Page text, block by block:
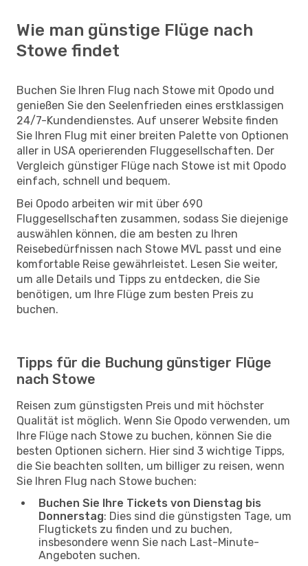
Wie man günstige Flüge nach
Stowe findet
Buchen Sie Ihren Flug nach Stowe mit Opodo und
genießen Sie den Seelenfrieden eines erstklassigen
24/7-Kundendienstes. Auf unserer Website finden
Sie Ihren Flug mit einer breiten Palette von Optionen
aller in USA operierenden Fluggesellschaften. Der
Vergleich günstiger Flüge nach Stowe ist mit Opodo
einfach, schnell und bequem.
Bei Opodo arbeiten wir mit über 690
Fluggesellschaften zusammen, sodass Sie diejenige
auswählen können, die am besten zu Ihren
Reisebedürfnissen nach Stowe MVL passt und eine
komfortable Reise gewährleistet. Lesen Sie weiter,
um alle Details und Tipps zu entdecken, die Sie
benötigen, um Ihre Flüge zum besten Preis zu
buchen.
Tipps für die Buchung günstiger Flüge
nach Stowe
Reisen zum günstigsten Preis und mit höchster
Qualität ist möglich. Wenn Sie Opodo verwenden, um
Ihre Flüge nach Stowe zu buchen, können Sie die
besten Optionen sichern. Hier sind 3 wichtige Tipps,
die Sie beachten sollten, um billiger zu reisen, wenn
Sie Ihren Flug nach Stowe buchen:
Buchen Sie Ihre Tickets von Dienstag bis
Donnerstag: Dies sind die günstigsten Tage, um
Flugtickets zu finden und zu buchen,
insbesondere wenn Sie nach Last-Minute-
Angeboten suchen.